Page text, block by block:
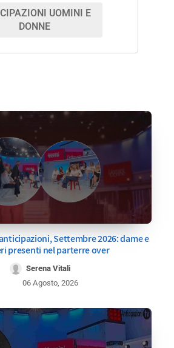
UOMINI E
DONNE
Settembre 2026: dame e
presenti nel parterre over
Serena Vitali
06 Agosto, 2026